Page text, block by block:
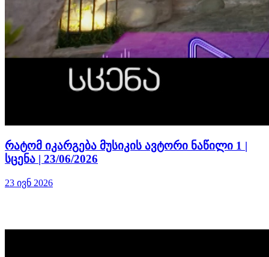
რატომ იკარგება მუსიკის ავტორი ნაწილი 1 |
სცენა | 23/06/2026
23 ივნ 2026